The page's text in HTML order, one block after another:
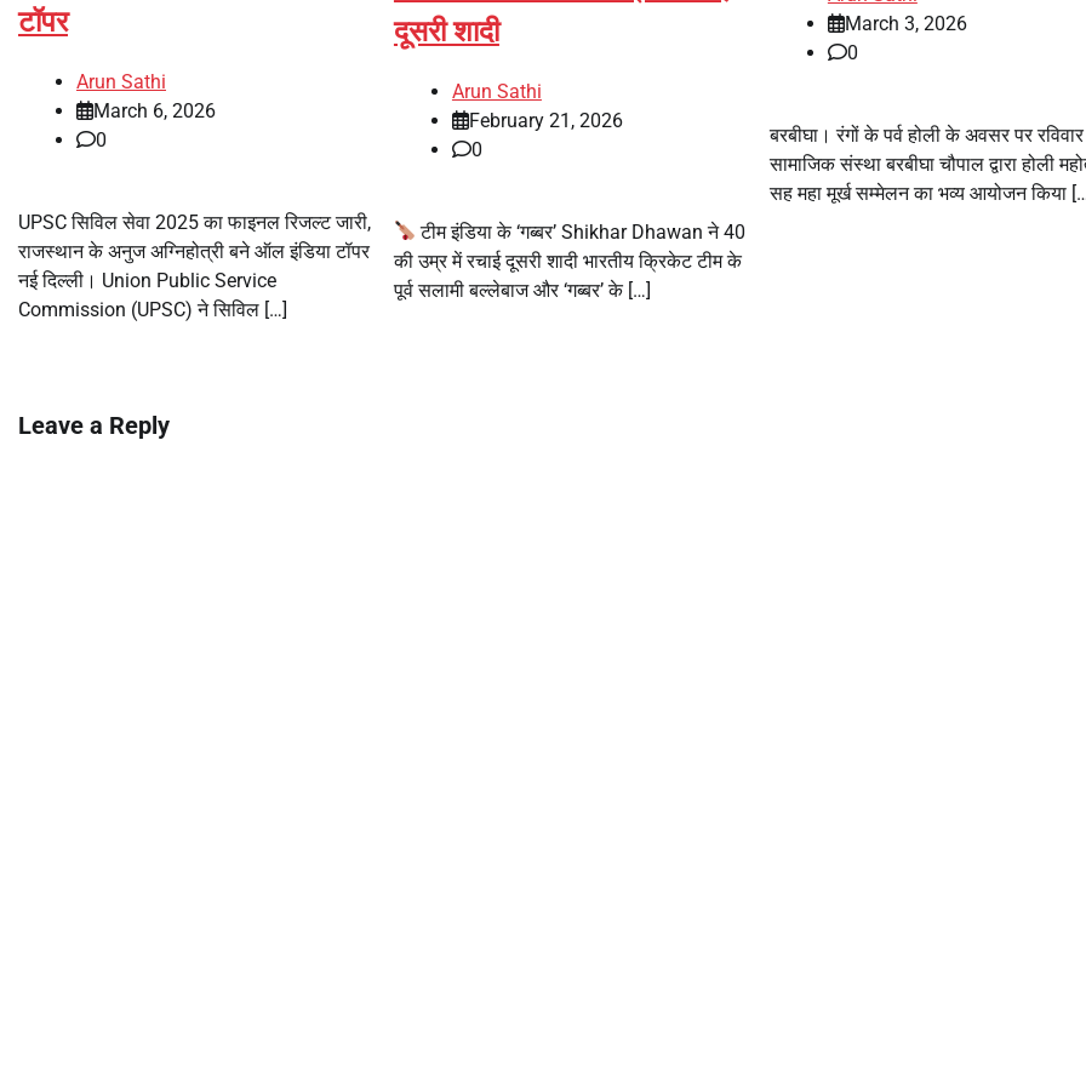
टॉपर
Arun Sathi
March 6, 2026
0
UPSC सिविल सेवा 2025 का फाइनल रिजल्ट जारी,
राजस्थान के अनुज अग्निहोत्री बने ऑल इंडिया टॉपर
नई दिल्ली। Union Public Service
Commission (UPSC) ने सिविल […]
दूसरी शादी
Arun Sathi
February 21, 2026
0
टीम इंडिया के ‘गब्बर’ Shikhar Dhawan ने 40
की उम्र में रचाई दूसरी शादी भारतीय क्रिकेट टीम के
पूर्व सलामी बल्लेबाज और ‘गब्बर’ के […]
March 3, 2026
0
बरबीघा। रंगों के पर्व होली के अवसर पर
सामाजिक संस्था बरबीघा चौपाल द्वारा होली
सह महा मूर्ख सम्मेलन का भव्य आयोजन किया
Leave a Reply